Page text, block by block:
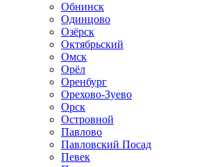
Обнинск
Одинцово
Озёрск
Октябрьский
Омск
Орёл
Оренбург
Орехово-Зуево
Орск
Островной
Павлово
Павловский Посад
Певек